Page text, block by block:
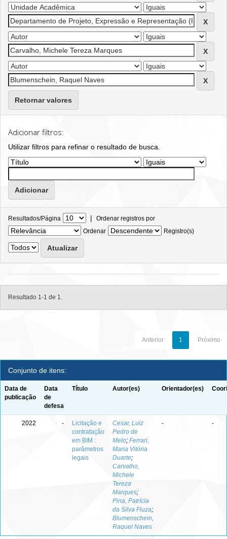
Retornar valores
Adicionar filtros:
Utilizar filtros para refinar o resultado de busca.
Resultados/Página | Ordenar registros por
Ordenar
Registro(s)
Resultado 1-1 de 1.
Anterior 1 Próximo
Conjunto de itens:
Data de
publicação
Data
de
defesa
Título Autor(es) Orientador(es)
2022 -
Licitação e
contratação
em BIM :
parâmetros
legais
Cesar, Luiz
Pedro de
Melo; Ferrari,
Maria Vitória
Duarte;
Carvalho,
Michele
Tereza
Marques;
Pina, Patrícia
da Silva Fiuza;
Blumenschein,
Raquel Naves
- -